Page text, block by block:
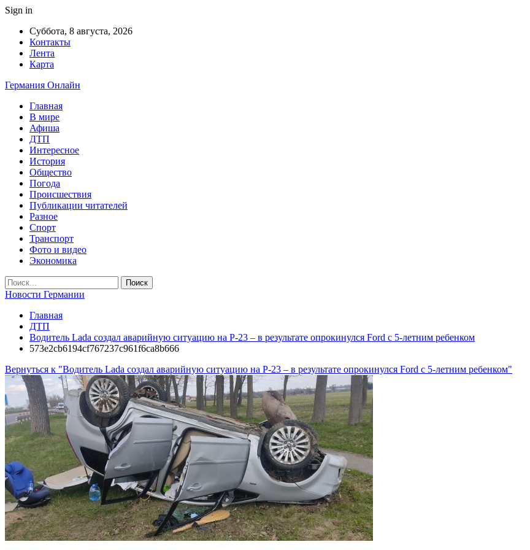
Sign in
Суббота, 8 августа, 2026
Контакты
Лента
Карта
Германия Онлайн
Главная
В мире
Афиша
ДТП
Интересное
История
Общество
Погода
Происшествия
Публикации читателей
Разное
Спорт
Транспорт
Фото и видео
Экономика
Новости Германии
Главная
ДТП
Водитель Lada создал аварийную ситуацию на Р-23 – в результате опрокинулся Ford с 5-летним ребенком
573e2cb6194cf767237c961f6ca8b666
Вернуться к "Водитель Lada создал аварийную ситуацию на Р-23 – в результате опрокинулся Ford с 5-летним ребенком"